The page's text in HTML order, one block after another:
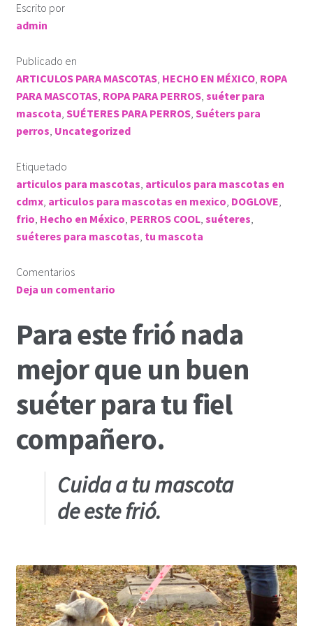
KLÓTIPS
Contact Us
Escrito por
admin
Publicado en
ARTICULOS PARA MASCOTAS, HECHO EN MÉXICO, ROPA
PARA MASCOTAS, ROPA PARA PERROS, suéter para
mascota SUÉTERES PARA PERROS, Suéters para
perros Uncategorized
Etiquetado
articulos para mascotas articulos para mascotas en
cdmx, articulos para mascotas en mexico DOGLOVE
frio Hecho en México PERROS COOL, suéteres
suéteres para mascotas tu mascota
Comentarios
Deja un comentario
Para este frió nada
mejor que un buen
suéter para tu fiel
compañero.
Cuida a tu mascota
de este frió.